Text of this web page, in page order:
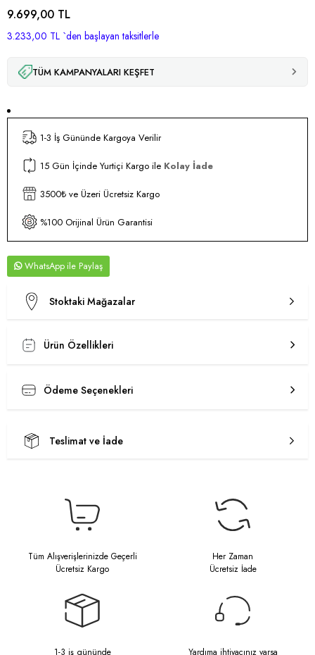
9.699,00 TL
3.233,00 TL `den başlayan taksitlerle
TÜM KAMPANYALARI KEŞFET
1-3 İş Gününde Kargoya Verilir
15 Gün İçinde Yurtiçi Kargo ile Kolay İade
3500₺ ve Üzeri Ücretsiz Kargo
%100 Orijinal Ürün Garantisi
WhatsApp
Stoktaki Mağazalar
Ürün Özellikleri
Ödeme Seçenekleri
Teslimat ve İade
Tüm Alışverişlerinizde Geçerli
Ücretsiz Kargo
Her Zaman
Ücretsiz İade
1-3 iş gününde
Yardıma ihtiyacınız varsa